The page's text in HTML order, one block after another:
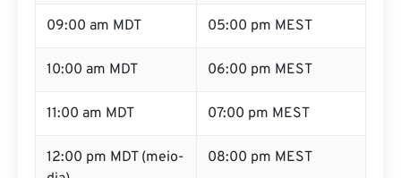
09:00 am MDT 05:00 pm MEST
10:00 am MDT 06:00 pm MEST
11:00 am MDT 07:00 pm MEST
12:00 pm MDT (meio-
08:00 pm MEST